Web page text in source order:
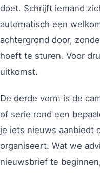
doet. Schrijft iemand
automatisch een
achtergrond door,
hoeft te sturen. Voor
uitkomst.
De derde vorm is de
of serie rond een
je iets nieuws aanbiedt
organiseert. Wat we
nieuwsbrief te